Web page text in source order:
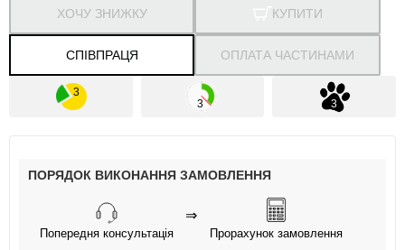
КУПИТИ
СПІВПРАЦЯ
ХОЧУ ЗНИЖКУ
ОПЛАТА ЧАСТИНАМИ
ПОРЯДОК ВИКОНАННЯ ЗАМОВЛЕННЯ
Попередня консультація
⇒
Прорахунок замовлення